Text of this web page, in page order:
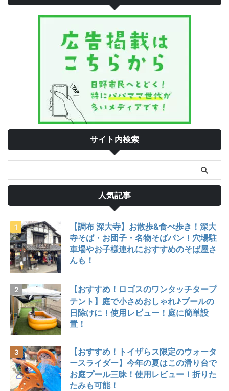
サイト内検索
人気記事
【調布 深大寺】お散歩&食べ歩き！深大
寺そば・お団子・名物そばパン！穴場駐
車場やお子様連れにおすすめのそば屋さ
んも！
【おすすめ！ロゴスのワンタッチタープ
テント】庭で小さめおしゃれ♪プールの
日除けに！使用レビュー！庭に簡単設
置！
【おすすめ！トイザらス限定のウォータ
ースライダー】今年の夏はこの滑り台で
お庭プール三昧！使用レビュー！折りた
たみも可能！